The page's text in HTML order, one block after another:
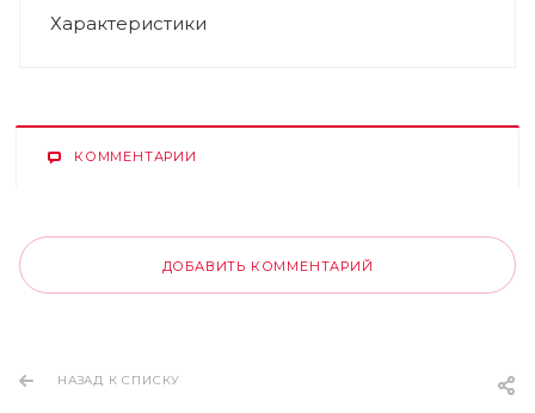
Характеристики
КОММЕНТАРИИ
ДОБАВИТЬ КОММЕНТАРИЙ
НАЗАД К СПИСКУ